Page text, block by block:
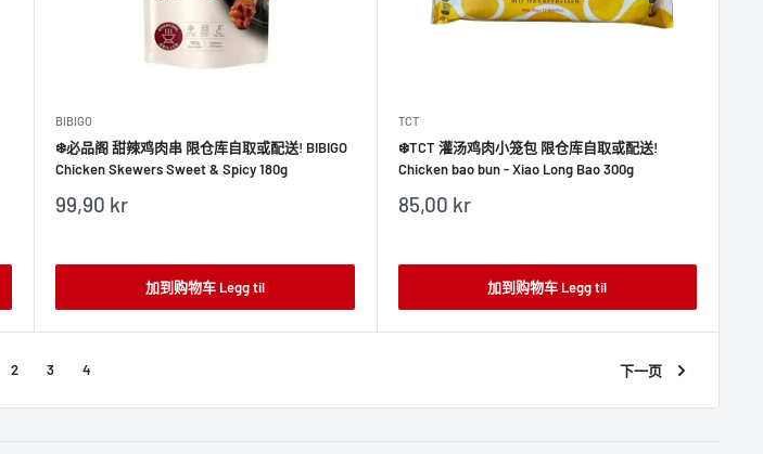
BIBIGO
❄️必品阁 甜辣鸡肉串 限仓库自取或配送! BIBIGO
Chicken Skewers Sweet & Spicy 180g
销
格
99,90 kr
加到购物车 Legg til
TCT
❄️TCT 灌汤鸡肉小笼包 限仓库自取或配送!
Chicken bao bun - Xiao Long Bao 300g
销
格
85,00 kr
加到购物车 Legg til
2 3 4 下一页